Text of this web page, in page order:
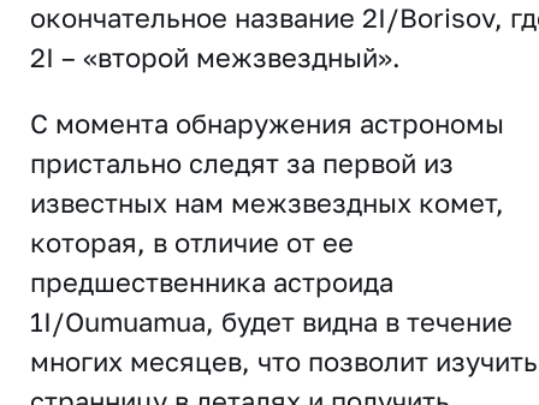
окончательное название 2I/Borisov,
2I – «второй межзвездный».
С момента обнаружения астрономы
пристально следят за первой из
известных нам межзвездных комет,
которая, в отличие от ее
предшественника астроида
1I/Oumuamua, будет видна в течение
многих месяцев, что позволит изучить